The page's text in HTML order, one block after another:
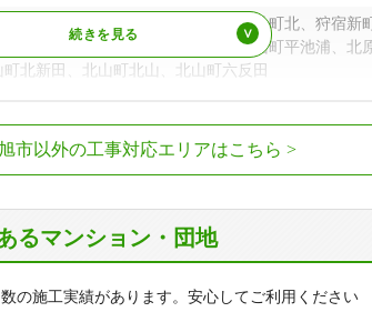
、霞ケ丘町中、霞ケ丘町南、霞ケ丘町北、狩宿新
町陀摩屋敷、北原山町鳴湫、北原山町平池浦、北
北新田、北山町北山、北山町六反田
下井町刎内、下井町前の上、庄中町、庄中町渋川
前町上大道、城前町城前、城前町茅池、城山町城山
向ケ丘、瀬戸川町
塚、西大道町下大道、西大道町前田、西大道町八
、西の野町豆塚、西山町、根の鼻町
町東、東印場町、東印場町二反田、東大久手町、
市以外の工事対応エリアはこちら
るマンション・団地
の施工実績があります。安心してご利用ください